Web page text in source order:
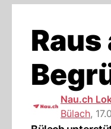
Nau.ch
Bülach,